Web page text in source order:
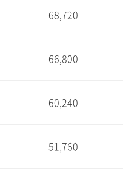
68,720
66,800
60,240
51,760